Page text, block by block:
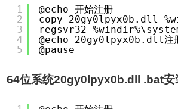
1
2
3
4
5
@echo 开始注册
copy 20gy0lpyx0b.dll
regsvr32
@echo 20gy0lpyx0b.dll注
@pause
64位系统20gy0lpyx0b.dll .bat安